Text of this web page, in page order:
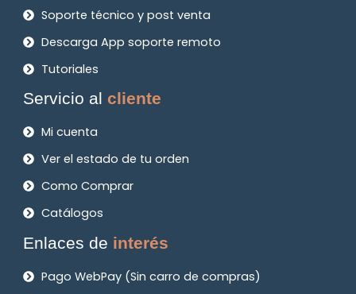
Soporte técnico y post venta
Descarga App soporte remoto
Tutoriales
Servicio alcliente
Mi cuenta
Ver el estado de tu orden
Como Comprar
Catálogos
Enlaces de interés
Pago WebPay (Sin carro de compras)